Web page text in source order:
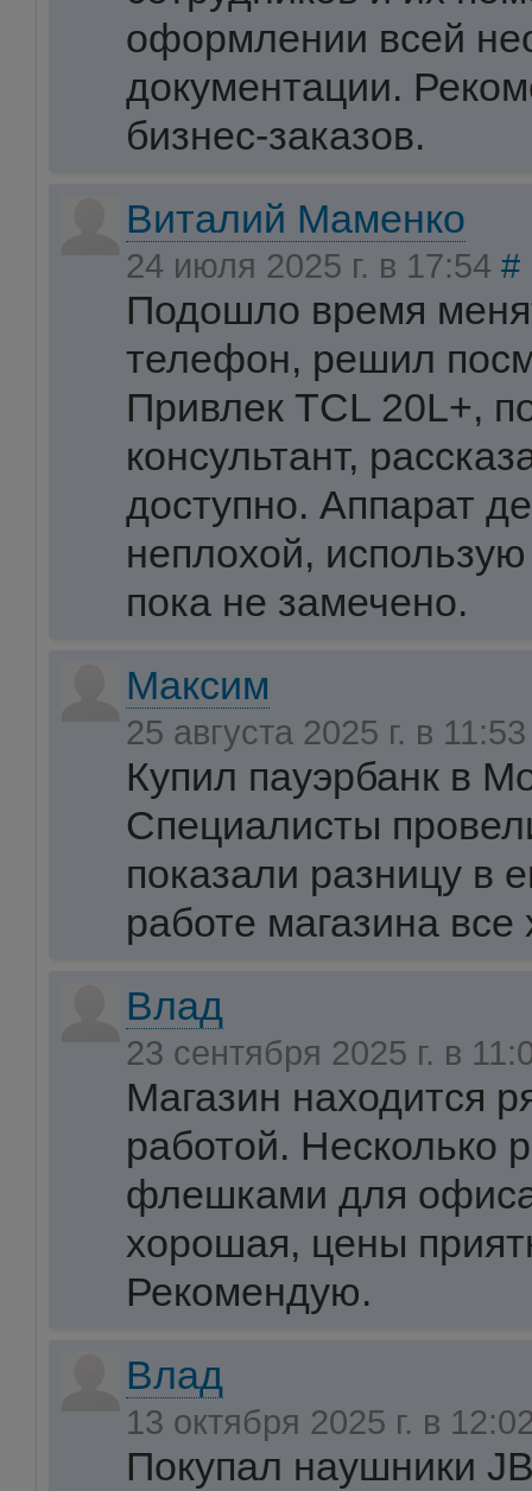
оформлении всей
документации.
бизнес-заказов.
Виталий Маменко
24 июля 2025 г. в 17:54 #
Подошло время
телефон, решил
Привлек TCL 20L+,
консультант,
доступно. Аппарат
неплохой,
пока не замечено.
Максим
25 августа 2025 г. в
Купил пауэрбанк в
Специалисты
показали разницу в
работе магазина
Влад
23 сентября 2025 г. в
Магазин находится
работой. Несколько
флешками для
хорошая, цены
Рекомендую.
Влад
13 октября 2025 г. в
Покупал наушники